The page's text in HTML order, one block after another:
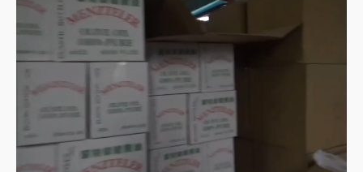
周六起展出延長至晚上7時
台東農業處長涉圖利渡假村！東檢抗告成功 今重開羈
押庭
父親節泡湯了！中颱白海豚雨彈轟3天 「紅到發紫」降
雨熱區曝
女律師陳昱瑄詐慈濟10億！黃金158kg遭查扣畫面曝光
▲
▼
Loaded: